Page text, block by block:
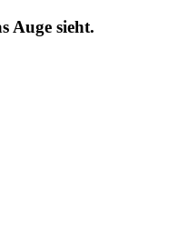
Auge sieht.